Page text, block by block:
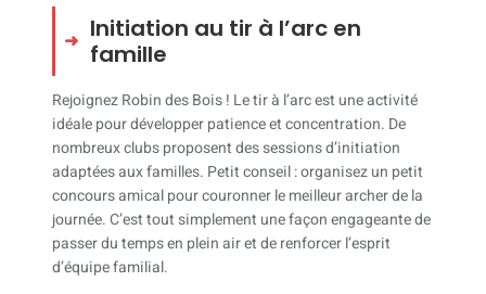
Initiation au tir à l’arc en
famille
Rejoignez Robin des Bois ! Le tir à l’arc est une activité
idéale pour développer patience et concentration. De
nombreux clubs proposent des sessions d’initiation
adaptées aux familles. Petit conseil : organisez un petit
concours amical pour couronner le meilleur archer de la
journée. C’est tout simplement une façon engageante de
passer du temps en plein air et de renforcer l’esprit
d’équipe familial.